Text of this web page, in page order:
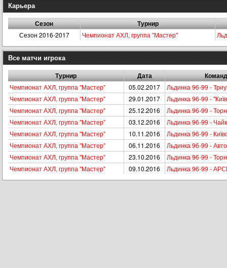
Карьера
Сезон Турнир
Сезон 2016-2017 Чемпионат АХЛ, группа "Мастер"
Все матчи игрока
Турнир Дата
Чемпионат АХЛ, группа "Мастер" 05.02.2017
Льдинка 96-99 -
Чемпионат АХЛ, группа "Мастер"
29.01.2017
Льдинка 96-99 -
Чемпионат АХЛ, группа "Мастер"
25.12.2016
Льдинка 96-99 -
Чемпионат АХЛ, группа "Мастер"
03.12.2016
Льдинка 96-99 -
Чемпионат АХЛ, группа "Мастер"
10.11.2016
Льдинка 96-99 -
Чемпионат АХЛ, группа "Мастер"
06.11.2016
Льдинка 96-99 -
Чемпионат АХЛ, группа "Мастер"
23.10.2016
Льдинка 96-99 -
Чемпионат АХЛ, группа "Мастер"
09.10.2016 Льдинка 96-99 -